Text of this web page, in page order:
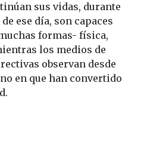
sus vidas, durante
ese día, son capaces
formas- física,
los medios de
observan desde
en que han convertido